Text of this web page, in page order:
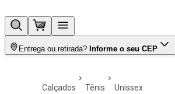
Entrega ou retirada? Informe o seu CEP
calçados tênis unissex